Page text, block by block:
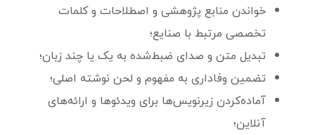
خواندن منابع پژوهشی و اصطلاحات و کلمات
تخصصی مرتبط با صنایع؛
تبدیل متن و صدای ضبط‌شده به یک یا چند زبان؛
تضمین وفاداری به مفهوم و لحن نوشته اصلی؛
آماده‌کردن زیرنویس‌ها برای ویدئوها و ارائه‌های
آنلاین؛